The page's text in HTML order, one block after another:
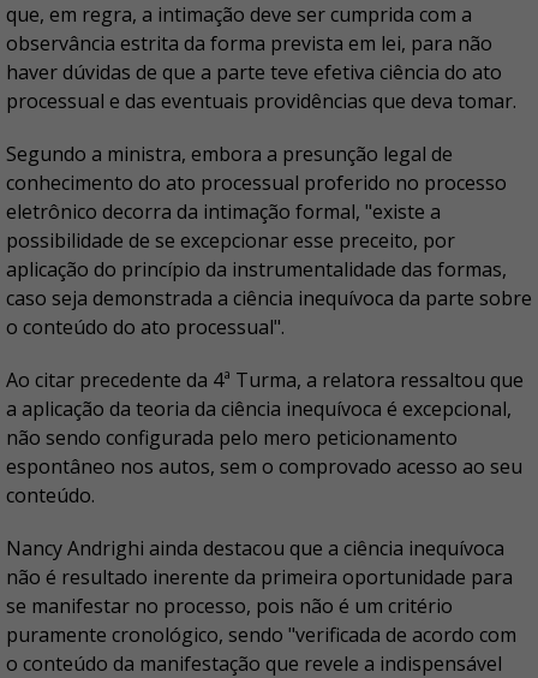
que, em regra, a intimação deve ser cumprida com a
observância estrita da forma prevista em lei, para não
haver dúvidas de que a parte teve efetiva ciência do ato
processual e das eventuais providências que deva tomar.
Segundo a ministra, embora a presunção legal de
conhecimento do ato processual proferido no processo
eletrônico decorra da intimação formal, "existe a
possibilidade de se excepcionar esse preceito, por
aplicação do princípio da instrumentalidade das formas,
caso seja demonstrada a ciência inequívoca da parte sobre
o conteúdo do ato processual".
Ao citar precedente da 4ª Turma, a relatora ressaltou que
a aplicação da teoria da ciência inequívoca é excepcional,
não sendo configurada pelo mero peticionamento
espontâneo nos autos, sem o comprovado acesso ao seu
conteúdo.
Nancy Andrighi ainda destacou que a ciência inequívoca
não é resultado inerente da primeira oportunidade para
se manifestar no processo, pois não é um critério
puramente cronológico, sendo "verificada de acordo com
o conteúdo da manifestação que revele a indispensável